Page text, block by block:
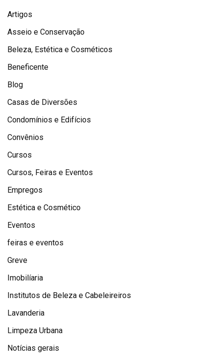
Artigos
Asseio e Conservação
Beleza, Estética e Cosméticos
Beneficente
Blog
Casas de Diversões
Condomínios e Edifícios
Convênios
Cursos
Cursos, Feiras e Eventos
Empregos
Estética e Cosmético
Eventos
feiras e eventos
Greve
Imobilíaria
Institutos de Beleza e Cabeleireiros
Lavanderia
Limpeza Urbana
Notícias gerais